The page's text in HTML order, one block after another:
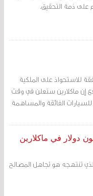
على ذمة التحقيق.
للاستحواذ على الملكية
إن ماكلارين ستعلن في وقت
الفائقة والمساهمة
تنتهجه هو تجاهل المصالح